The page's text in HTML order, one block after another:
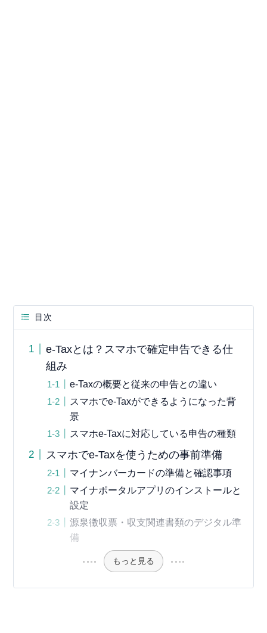
目次
e-Taxとは？スマホで確定申告できる仕
組み
e-Taxの概要と従来の申告との違い
スマホでe-Taxができるようになった背
景
スマホe-Taxに対応している申告の種類
スマホでe-Taxを使うための事前準備
マイナンバーカードの準備と確認事項
マイナポータルアプリのインストールと
設定
源泉徴収票・収支関連書類のデジタル準
備
もっと見る